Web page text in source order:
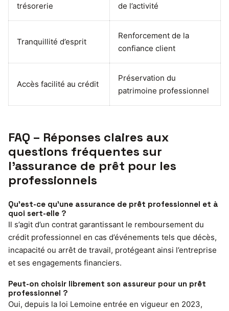
trésorerie
de l’activité
Tranquillité d’esprit
Renforcement de la
confiance client
Accès facilité au crédit
Préservation du
patrimoine professionnel
FAQ – Réponses claires aux
questions fréquentes sur
l’assurance de prêt pour les
professionnels
Qu’est-ce qu’une assurance de prêt professionnel et à
quoi sert-elle ?
Il s’agit d’un contrat garantissant le remboursement du
crédit professionnel en cas d’événements tels que décès,
incapacité ou arrêt de travail, protégeant ainsi l’entreprise
et ses engagements financiers.
Peut-on choisir librement son assureur pour un prêt
professionnel ?
Oui, depuis la loi Lemoine entrée en vigueur en 2023,